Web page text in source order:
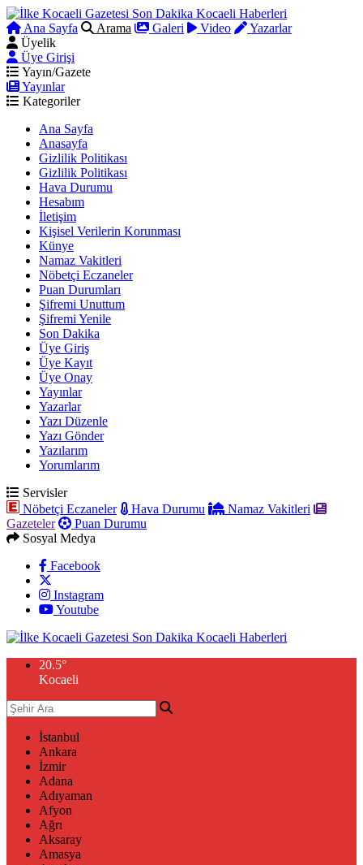
Ana Sayfa Arama Galeri Video
Yazarlar
Üyelik
Üye Girişi
Yayın/Gazete
Yayınlar
Kategoriler
Ana Sayfa
Anasayfa
Gizlilik Politikası
Gizlilik Politikası
Hava Durumu
Hesabım
İletişim
Kişisel Verilerin Korunması
Künye
Namaz Vakitleri
Nöbetçi Eczaneler
Puan Durumları
Şifremi Unuttum
Şifremi Yenile
Son Dakika
Üye Giriş
Üye Kayıt
Üye Onay
Yayınlar
Yazarlar
Yazı Düzenle
Yazı Gönder
Yazılarım
Yorumlarım
Servisler
Nöbetçi Eczaneler
Hava Durumu
Namaz Vakitleri
Gazeteler
Puan Durumu
Sosyal Medya
Facebook
Instagram
Youtube
20.5°
Kocaeli
İstanbul
Ankara
İzmir
Adana
Adıyaman
Afyon
Ağrı
Aksaray
Amasya